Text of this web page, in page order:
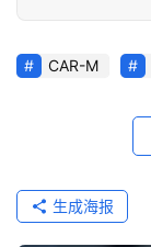
CAR-M
生成海报